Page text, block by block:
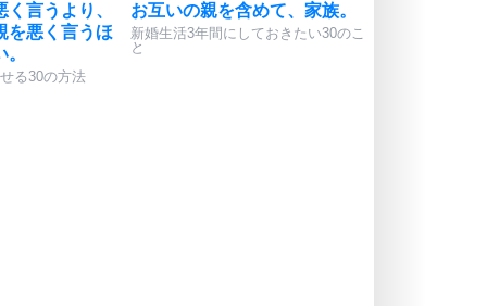
言うより、
を悪く言うほ
る30の方法
お互いの親を含めて、家族。
新婚生活3年間にしておきたい30のこ
と